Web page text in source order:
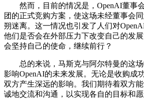
然而，目前的情况是，OpenAI董事
团的正式竞购方案，使这场未经董事会
朔迷离。这一情况也引发了人们对
他们是否会在外部压力下改变自己的发
会坚持自己的使命，继续前行？
总的来说，马斯克与阿尔特曼的这场
影响OpenAI的未来发展。无论是收购成
双方产生深远的影响。我们期待着双方
诚地交流和沟通，以实现各自的目标和愿